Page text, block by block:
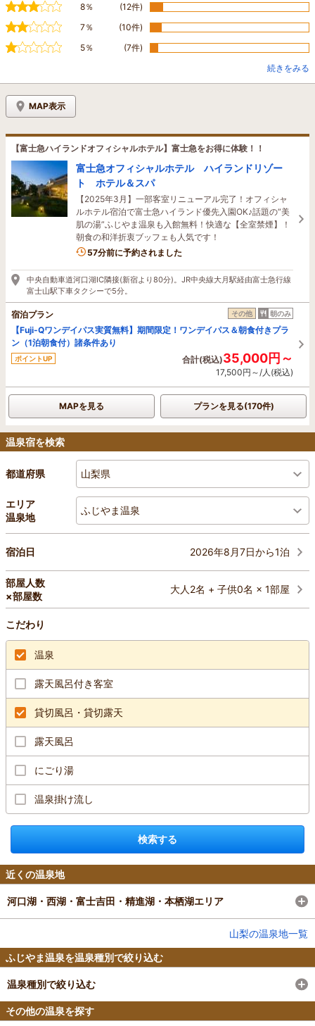
8％
(12件)
7％
(10件)
5％
(7件)
続きをみる
MAP表示
【富士急ハイランドオフィシャルホテル】富士急をお得に体験！！
富士急オフィシャルホテル ハイランドリゾー
ト ホテル＆スパ
【2025年3月】一部客室リニューアル完了！オフィシャ
ルホテル宿泊で富士急ハイランド優先入園OK♪話題の“美
肌の湯”ふじやま温泉も入館無料！快適な【全室禁煙】！
朝食の和洋折衷ブッフェも人気です！
1名がこの宿を見ています
57分前に予約されました
中央自動車道河口湖IC隣接(新宿より80分)。JR中央線大月駅経由富士急行線
富士山駅下車タクシーで5分。
宿泊プラン その他 朝のみ
【Fuji-Qワンデイパス実質無料】期間限定！ワンデイパス＆朝食付きプラ
ン（1泊朝食付）諸条件あり
ポイントUP 合計(税込)35,000円～
17,500円～/人(税込)
MAPを見る プランを見る(170件)
温泉宿を検索
都道府県 山梨県
エリア
温泉地
ふじやま温泉
宿泊日 2026年8月7日から1泊
部屋人数
×部屋数
大人2名 + 子供0名 × 1部屋
こだわり
温泉
露天風呂付き客室
貸切風呂・貸切露天
露天風呂
にごり湯
温泉掛け流し
検索する
近くの温泉地
河口湖・西湖・富士吉田・精進湖・本栖湖エリア
山梨の温泉地一覧
ふじやま温泉を温泉種別で絞り込む
温泉種別で絞り込む
その他の温泉を探す